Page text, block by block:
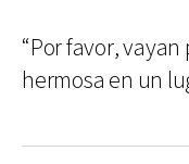
“Por favor,
hermosa en un